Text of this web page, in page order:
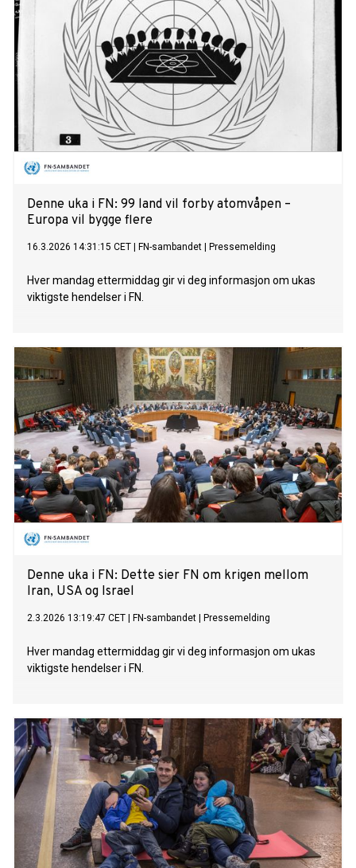
Denne uka i FN: 99 land vil forby atomvåpen –
Europa vil bygge flere
16.3.2026 14:31:15 CET FN-sambandet Pressemelding
Hver mandag ettermiddag gir vi deg informasjon om ukas
viktigste hendelser i FN.
Denne uka i FN: Dette sier FN om krigen mellom
Iran, USA og Israel
2.3.2026 13:19:47 CET FN-sambandet Pressemelding
Hver mandag ettermiddag gir vi deg informasjon om ukas
viktigste hendelser i FN.